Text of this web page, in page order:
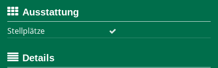
Ausstattung
Stellplätze
Details